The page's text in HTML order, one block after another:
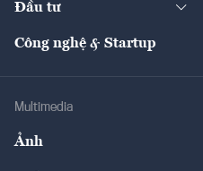
Quản trị số
Tư vấn
Đầu tư
Công nghệ & Startup
Multimedia
Ảnh